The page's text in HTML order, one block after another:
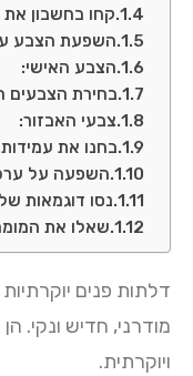
קחו בחשבון את
השפעת הצבע
הצבע האישי:
בחירת הצבעים
צבעי האבזור:
בחנו את
השפעה על
נסו דוגמאות
שאלו את
דלתות פנים
מודרני, חדיש ונקי.
ויוקרתית.